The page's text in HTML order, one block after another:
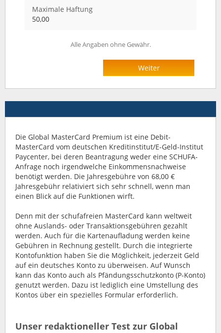
Maximale Haftung
50,00
Alle Angaben ohne Gewähr.
Weiter
Die Global MasterCard Premium ist eine Debit-
MasterCard vom deutschen Kreditinstitut/E-Geld-Institut
Paycenter, bei deren Beantragung weder eine SCHUFA-
Anfrage noch irgendwelche Einkommensnachweise
benötigt werden. Die Jahresgebühre von 68,00 €
Jahresgebühr relativiert sich sehr schnell, wenn man
einen Blick auf die Funktionen wirft.
Denn mit der schufafreien MasterCard kann weltweit
ohne Auslands- oder Transaktionsgebühren gezahlt
werden. Auch für die Kartenaufladung werden keine
Gebühren in Rechnung gestellt. Durch die integrierte
Kontofunktion haben Sie die Möglichkeit, jederzeit Geld
auf ein deutsches Konto zu überweisen. Auf Wunsch
kann das Konto auch als Pfändungsschutzkonto (P-Konto)
genutzt werden. Dazu ist lediglich eine Umstellung des
Kontos über ein spezielles Formular erforderlich.
Unser redaktioneller Test zur Global